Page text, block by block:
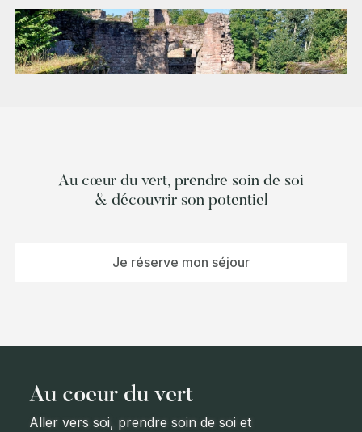
Au cœur du vert, prendre soin de soi
& découvrir son potentiel
Je réserve mon séjour
Au coeur du vert
Aller vers soi, prendre soin de soi et